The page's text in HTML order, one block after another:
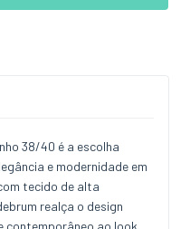
38/40 é a escolha
e modernidade em
tecido de alta
realça o design
ao look.